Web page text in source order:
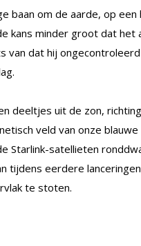
baan om de aarde, op
kans minder groot dat het
van dat hij
deeltjes uit de zon,
veld van onze
Starlink-satellieten
tijdens eerdere
te stoten.